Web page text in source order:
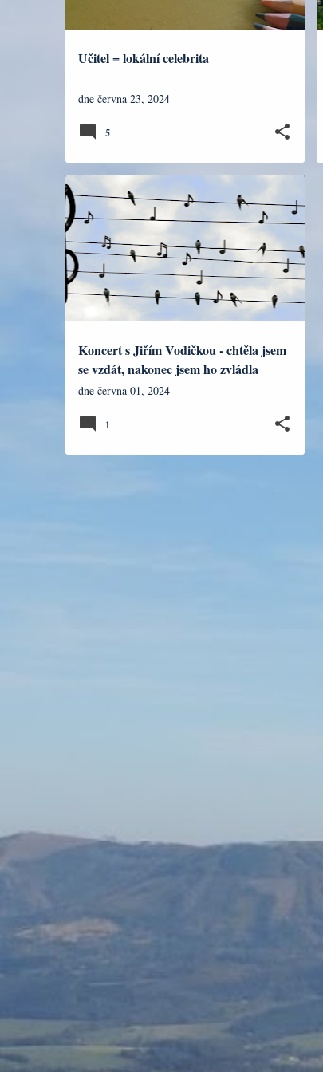
Učitel = lokální celebrita
dne června 23, 2024
5
Koncert s Jiřím Vodičkou - chtěla jsem
se vzdát, nakonec jsem ho zvládla
dne června 01, 2024
HUDBA A TVOŘENÍ
1